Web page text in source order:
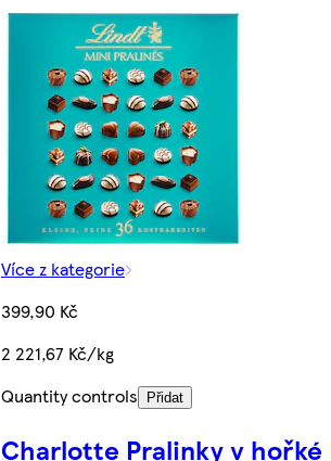
Více z kategorie
399,90 Kč
2 221,67 Kč/kg
Quantity controls
Přidat
Charlotte Pralinky v hořké